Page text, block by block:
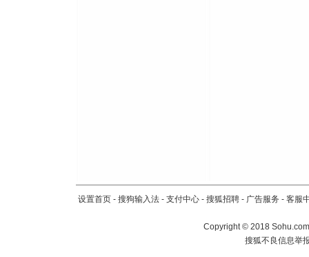
设置首页 - 搜狗输入法 - 支付中心 - 搜狐招聘 - 广告服务 - 客服
Copyright ©2018
搜狐不良信息举